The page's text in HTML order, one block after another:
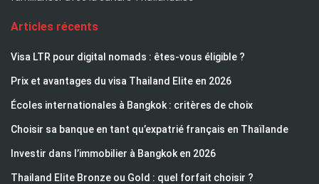
Articles récents
Visa LTR pour digital nomads : êtes-vous éligible ?
Prix et avantages du visa Thailand Elite en 2026
Écoles internationales à Bangkok : critères de choix
Choisir sa banque en tant qu’expatrié français en Thaïlande
Investir dans l’immobilier à Bangkok en 2026
Thailand Elite Bronze ou Gold : quel forfait choisir ?